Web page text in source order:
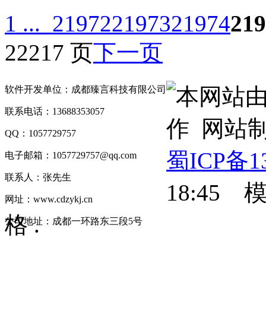
1 ... 219722197321974
22217 页下一页
软件开发单位：成都臻言科技有限公司
联系电话：13688353057
QQ：1057729757
电子邮箱：1057729757@qq.com
联系人：张先生
网址：www.cdzykj.cn
公司地址：成都一环路东三段5号
本网站
作 网站
蜀ICP备
18:45 模
格.